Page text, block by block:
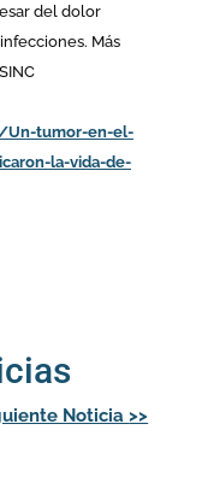
del dolor
Más
Un-tumor-en-el-
la-vida-de-
Noticia >>